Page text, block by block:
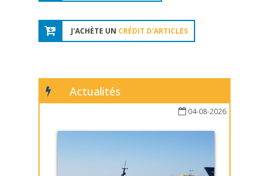
J'ACHÈTE UN CRÉDIT D'ARTICLES
Actualités
04-08-2026